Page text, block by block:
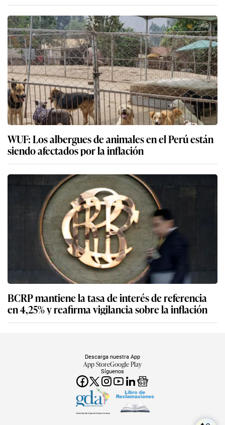
WUF: Los albergues de animales en el Perú están
siendo afectados por la inflación
BCRP mantiene la tasa de interés de referencia
en 4,25% y reafirma vigilancia sobre la inflación
Síguenos
Descarga nuestra App
App StoreGoogle Play
Miembro del Grupo de Diarios América